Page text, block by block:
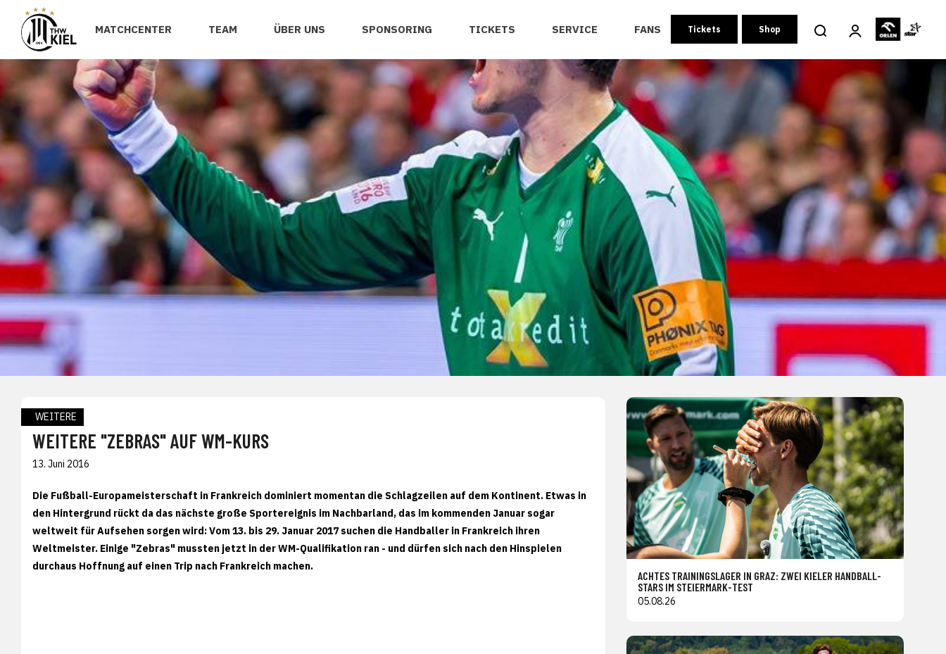
MATCHCENTER TEAM ÜBER UNS SPONSORING TICKETS SERVICE FANS Tickets Shop
WEITERE
WEITERE "ZEBRAS" AUF WM-KURS
13. Juni 2016
Die Fußball-Europameisterschaft in Frankreich dominiert momentan die Schlagzeilen auf dem Kontinent. Etwas in
den Hintergrund rückt da das nächste große Sportereignis im Nachbarland, das im kommenden Januar sogar
weltweit für Aufsehen sorgen wird: Vom 13. bis 29. Januar 2017 suchen die Handballer in Frankreich ihren
Weltmeister. Einige "Zebras" mussten jetzt in der WM-Qualifikation ran - und dürfen sich nach den Hinspielen
durchaus Hoffnung auf einen Trip nach Frankreich machen.
ACHTES TRAININGSLAGER IN GRAZ: ZWEI KIELER HANDBALL-
STARS IM STEIERMARK-TEST
05.08.26